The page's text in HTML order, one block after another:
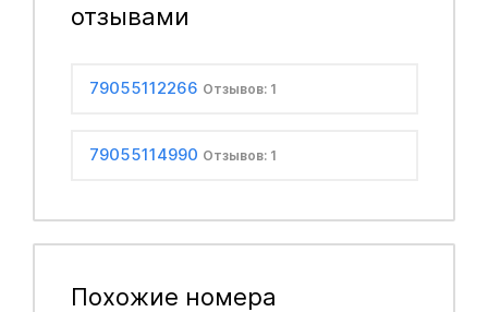
отзывами
79055112266 Отзывов: 1
79055114990 Отзывов: 1
Похожие номера